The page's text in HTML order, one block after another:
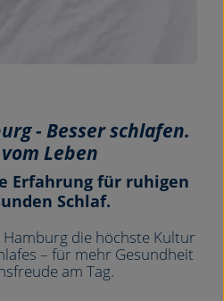
- Besser schlafen.
Leben
Erfahrung für ruhigen
Schlaf.
die höchste Kultur
– für mehr Gesundheit
am Tag.